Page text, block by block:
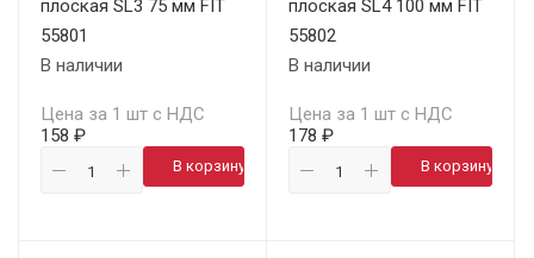
плоская SL3 75 мм FIT
55801
В наличии
Цена за 1 шт с НДС
158 ₽
В корзину
плоская SL4 100 мм FIT
55802
В наличии
Цена за 1 шт с НДС
178 ₽
В корзину